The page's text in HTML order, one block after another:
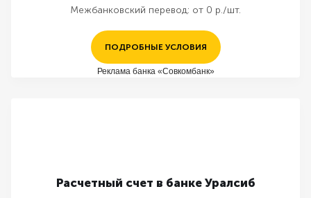
Межбанковский перевод: от 0 р./шт.
ПОДРОБНЫЕ УСЛОВИЯ
Реклама банка «Совкомбанк»
Расчетный счет в банке Уралсиб